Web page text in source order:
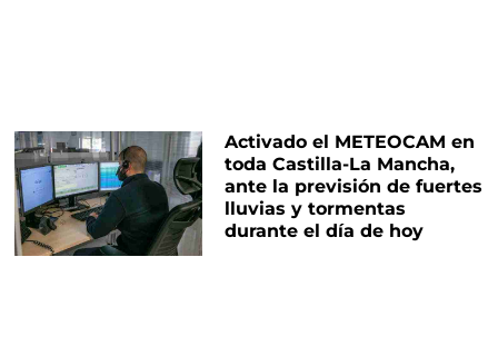
Activado el METEOCAM en
toda Castilla-La Mancha,
ante la previsión de fuertes
lluvias y tormentas
durante el día de hoy